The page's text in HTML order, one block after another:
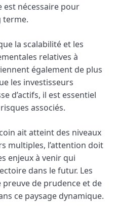
nécessaire pour
terme.
la scalabilité et les
relatives à
également de plus
les investisseurs
d’actifs, il est essentiel
associés.
ait atteint des niveaux
multiples, l’attention doit
enjeux à venir qui
dans le futur. Les
de prudence et de
ce paysage dynamique.